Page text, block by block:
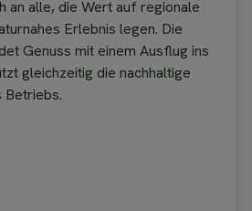
an alle, die Wert auf regionale
Erlebnis legen. Die
Genuss mit einem Ausflug ins
gleichzeitig die nachhaltige
Betriebs.